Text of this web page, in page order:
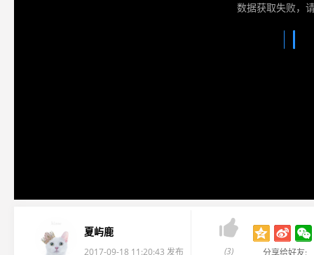
数据获取失败，
夏屿鹿
2017-09-18 11:20:43 发布

(3) 分享给好友: